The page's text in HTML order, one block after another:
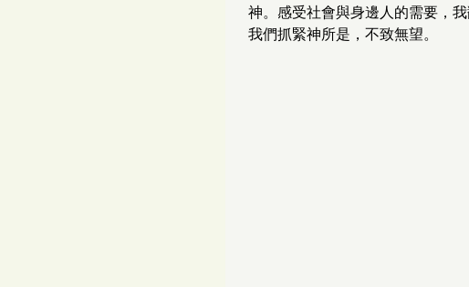
神。感受社會與身邊人的需要，
我們抓緊神所是，不致無望。